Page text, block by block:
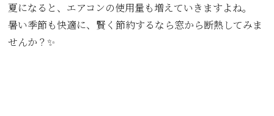
夏になると、エアコンの使用量も増えていきますよね。
暑い季節も快適に、賢く節約するなら窓から断熱してみま
せんか？✨